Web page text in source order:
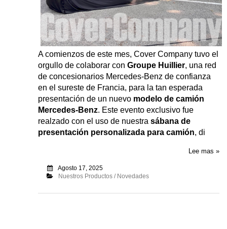
A comienzos de este mes, Cover Company tuvo el
orgullo de colaborar con Groupe Huillier, una red
de concesionarios Mercedes-Benz de confianza
en el sureste de Francia, para la tan esperada
presentación de un nuevo modelo de camión
Mercedes-Benz. Este evento exclusivo fue
realzado con el uso de nuestra sábana de
presentación personalizada para camión, di
Lee mas »
Agosto 17, 2025
Nuestros Productos / Novedades